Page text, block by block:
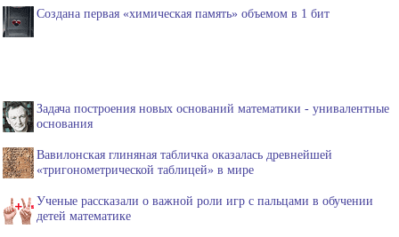
Создана первая «химическая память» объемом в 1 бит
Задача построения новых оснований математики - унивалентные
основания
Вавилонская глиняная табличка оказалась древнейшей
«тригонометрической таблицей» в мире
Ученые рассказали о важной роли игр с пальцами в обучении
детей математике